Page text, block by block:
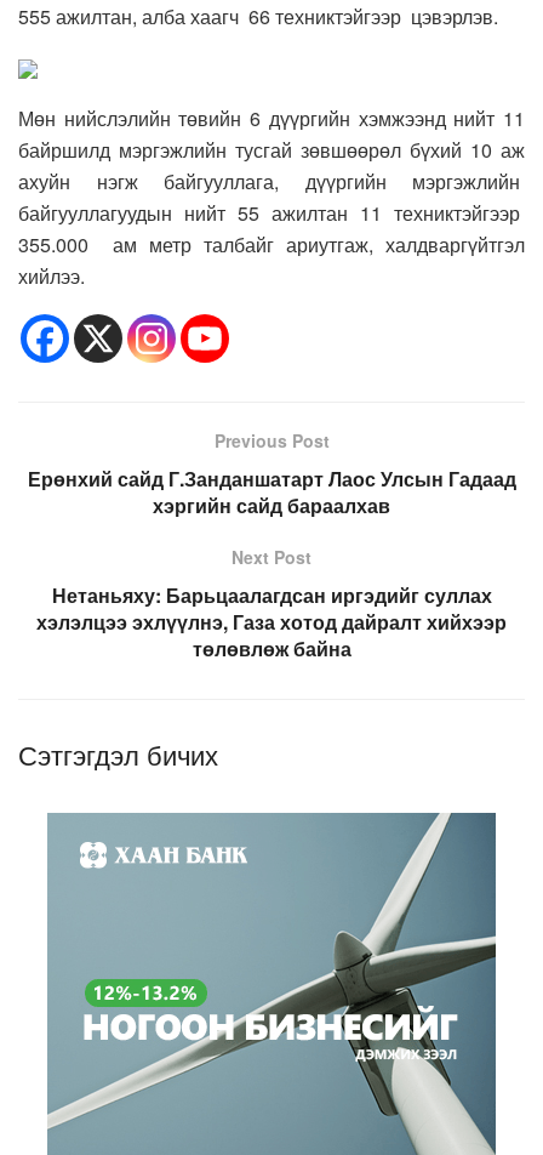
555 ажилтан, алба хаагч 66 техниктэйгээр цэвэрлэв.
Мөн нийслэлийн төвийн 6 дүүргийн хэмжээнд нийт 11
байршилд мэргэжлийн тусгай зөвшөөрөл бүхий 10 аж
ахуйн нэгж байгууллага, дүүргийн мэргэжлийн
байгууллагуудын нийт 55 ажилтан 11 техниктэйгээр
355.000 ам метр талбайг ариутгаж, халдваргүйтгэл
хийлээ.
Previous Post
Ерөнхий сайд Г.Занданшатарт Лаос Улсын Гадаад
хэргийн сайд бараалхав
Next Post
Нетаньяху: Барьцаалагдсан иргэдийг суллах
хэлэлцээ эхлүүлнэ, Газа хотод дайралт хийхээр
төлөвлөж байна
Сэтгэгдэл бичих